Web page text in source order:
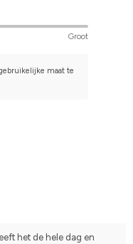
Groot
maat te
het de hele dag en